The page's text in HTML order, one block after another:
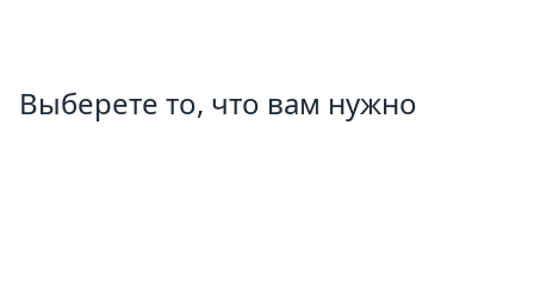
Выберете то, что вам нужно